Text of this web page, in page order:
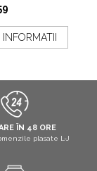
INFORMATII
ÎN 48 ORE
plasate L-J